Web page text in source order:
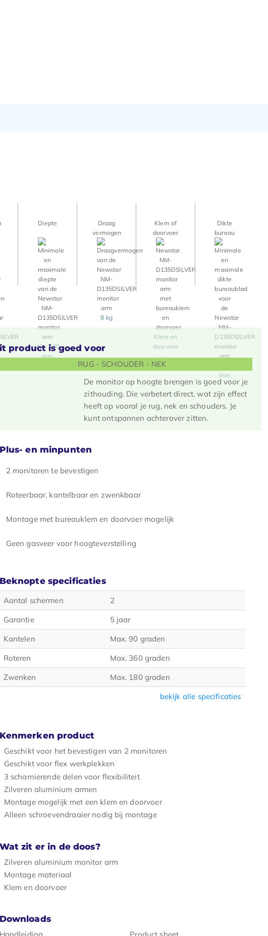
Diepte
40 - 430
mm
Draag
vermogen
8 kg
Klem of
doorvoer
Klem en
doorvoer
Dikte
bureau
mm
product is goed voor
RUG - SCHOUDER - NEK
De monitor op hoogte brengen is goed voor je
zithouding. Die verbetert direct, wat zijn effect
heeft op vooral je rug, nek en schouders. Je
kunt ontspannen achterover zitten.
Plus- en minpunten
2 monitoren te bevestigen
Roteerbaar, kantelbaar en zwenkbaar
Montage met bureauklem en doorvoer mogelijk
Geen gasveer voor hoogteverstelling
Beknopte specificaties
Aantal schermen
2
Garantie
5 jaar
Kantelen
Max. 90 graden
Roteren
Max. 360 graden
Zwenken
Max. 180 graden
bekijk alle specificaties
Kenmerken product
Geschikt voor het bevestigen van 2 monitoren
Geschikt voor flex werkplekken
3 scharnierende delen voor flexibiliteit
Zilveren aluminium armen
Montage mogelijk met een klem en doorvoer
Alleen schroevendraaier nodig bij montage
Wat zit er in de doos?
Zilveren aluminium monitor arm
Montage materiaal
Klem en doorvoer
Downloads